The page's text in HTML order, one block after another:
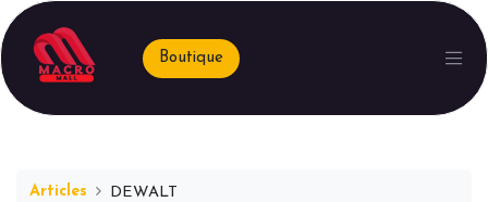
Boutique
Articles DEWALT